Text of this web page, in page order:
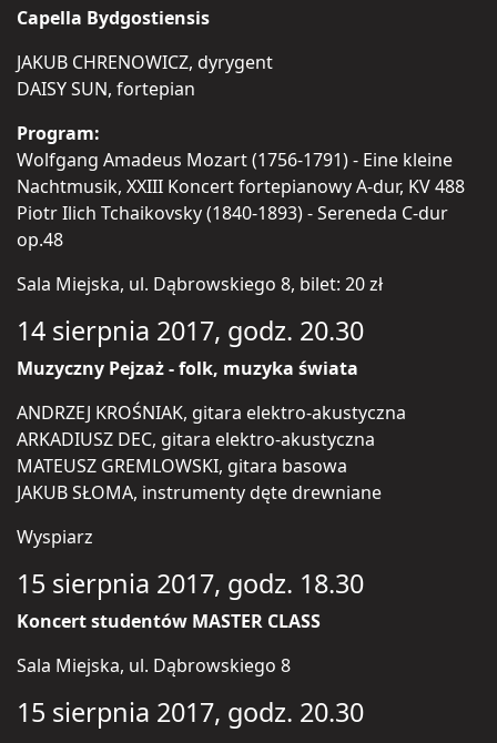
Capella Bydgostiensis
JAKUB CHRENOWICZ, dyrygent
DAISY SUN, fortepian
Program:
Wolfgang Amadeus Mozart (1756-1791) - Eine kleine
Nachtmusik, XXIII Koncert fortepianowy A-dur, KV 488
Piotr Ilich Tchaikovsky (1840-1893) - Sereneda C-dur
op.48
Sala Miejska, ul. Dąbrowskiego 8, bilet: 20 zł
14 sierpnia 2017, godz. 20.30
Muzyczny Pejzaż - folk, muzyka świata
ANDRZEJ KROŚNIAK, gitara elektro-akustyczna
ARKADIUSZ DEC, gitara elektro-akustyczna
MATEUSZ GREMLOWSKI, gitara basowa
JAKUB SŁOMA, instrumenty dęte drewniane
Wyspiarz
15 sierpnia 2017, godz. 18.30
Koncert studentów MASTER CLASS
Sala Miejska, ul. Dąbrowskiego 8
15 sierpnia 2017, godz. 20.30